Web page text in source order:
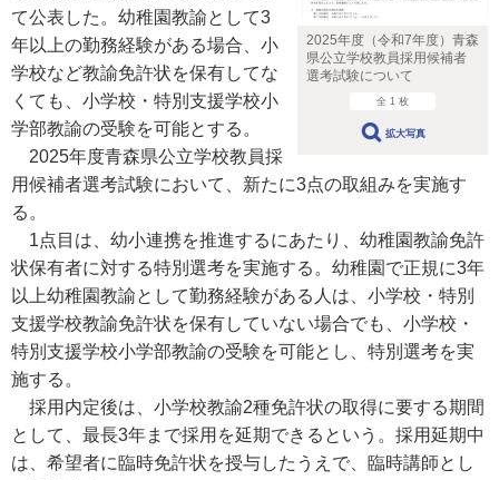
2025年度（令和7年度）青森
県公立学校教員採用候補者
選考試験について
全 1 枚
拡大写真
て公表した。幼稚園教諭として3
年以上の勤務経験がある場合、小
学校など教諭免許状を保有してな
くても、小学校・特別支援学校小
学部教諭の受験を可能とする。
2025年度青森県公立学校教員採
用候補者選考試験において、新たに3点の取組みを実施す
る。
1点目は、幼小連携を推進するにあたり、幼稚園教諭免許
状保有者に対する特別選考を実施する。幼稚園で正規に3年
以上幼稚園教諭として勤務経験がある人は、小学校・特別
支援学校教諭免許状を保有していない場合でも、小学校・
特別支援学校小学部教諭の受験を可能とし、特別選考を実
施する。
採用内定後は、小学校教諭2種免許状の取得に要する期間
として、最長3年まで採用を延期できるという。採用延期中
は、希望者に臨時免許状を授与したうえで、臨時講師とし